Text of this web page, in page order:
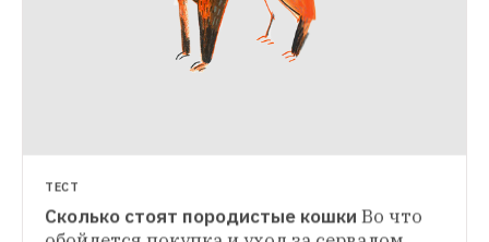
ТЕСТ
Сколько стоят породистые кошки Во что